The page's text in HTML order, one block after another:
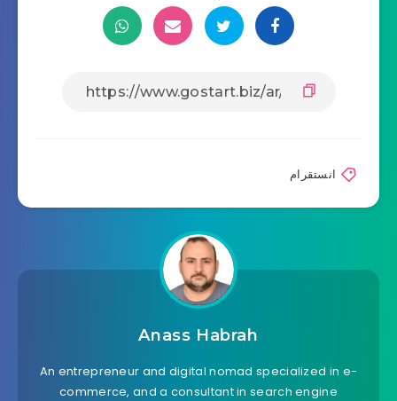
انستقرام
Anass Habrah
An entrepreneur and digital nomad specialized in e-
commerce, and a consultant in search engine